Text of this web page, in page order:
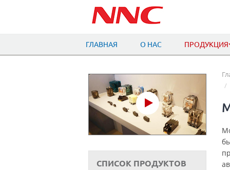
ГЛАВНАЯ О НАС ПРОДУКЦИЯ
СПИСОК ПРОДУКТОВ